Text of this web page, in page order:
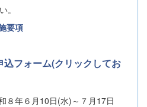
。
要項
フォーム(クリックしてお
６月10日(水)～７月17日